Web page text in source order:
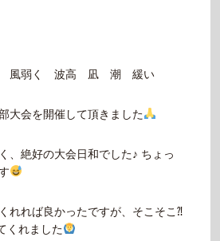
風弱く 波高 凪 潮 緩い
大会を開催して頂きました
、絶好の大会日和でした♪ ちょっ
れれば良かったですが、そこそこ⁈
くれました